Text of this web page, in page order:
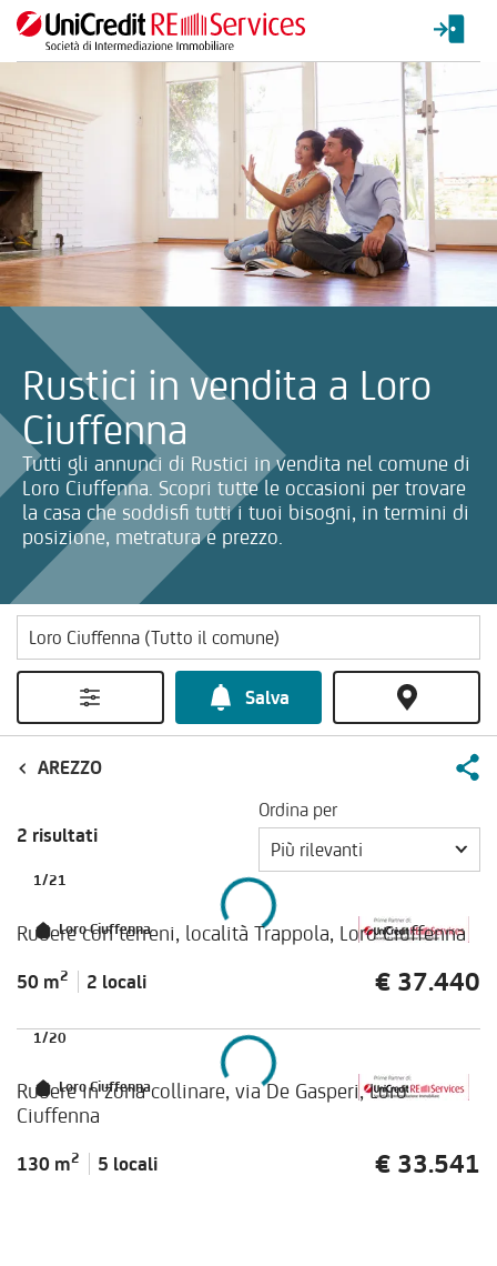
Rustici in vendita a Loro
Ciuffenna
Tutti gli annunci di Rustici in vendita nel comune di
Loro Ciuffenna. Scopri tutte le occasioni per trovare
la casa che soddisfi tutti i tuoi bisogni, in termini di
posizione, metratura e prezzo.
La ricerca verrà inviata automaticamente alla selezione delle
Salva
AREZZO
2 risultati
Ordina per
Più rilevanti
Loro Ciuffenna
1/21
Rudere con terreni, località Trappola, Loro Ciuffenna
50 m2 2 locali € 37.440
Loro Ciuffenna
1/20
Rudere in zona collinare, via De Gasperi, Loro
Ciuffenna
130 m2 5 locali € 33.541